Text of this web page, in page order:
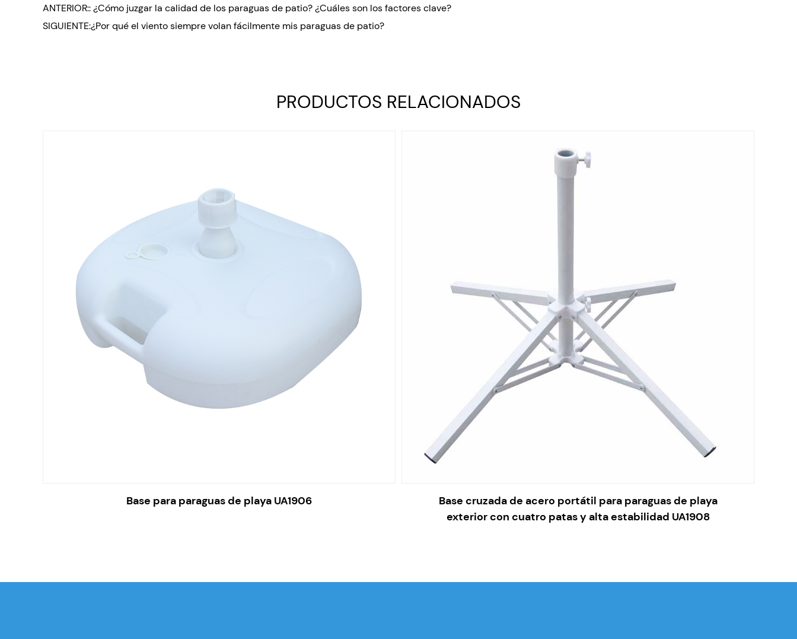
ANTERIOR:: ¿Cómo juzgar la calidad de los paraguas de patio? ¿Cuáles son los factores clave?
SIGUIENTE:¿Por qué el viento siempre volan fácilmente mis paraguas de patio?
PRODUCTOS RELACIONADOS
Base para paraguas de playa UA1906
Base cruzada de acero portátil para paraguas de playa
exterior con cuatro patas y alta estabilidad UA1908